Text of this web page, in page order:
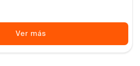
Ver más